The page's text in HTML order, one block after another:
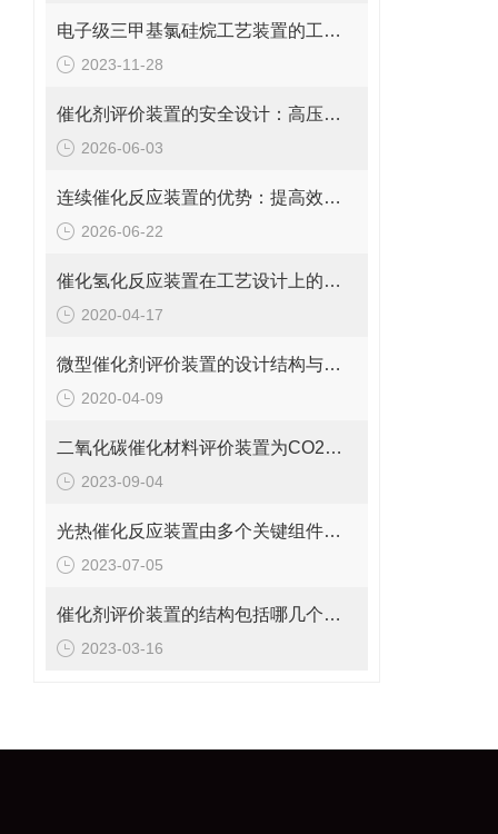
电子级三甲基氯硅烷工艺装置的工作原理与流程
2023-11-28
催化剂评价装置的安全设计：高压、高温、有毒有害产物的防护
2026-06-03
连续催化反应装置的优势：提高效率、安全性与过程控制精度
2026-06-22
催化氢化反应装置在工艺设计上的注意点
2020-04-17
微型催化剂评价装置的设计结构与特点原来是这样的
2020-04-09
二氧化碳催化材料评价装置为CO2的利用和转化提供了可靠的实验平台
2023-09-04
光热催化反应装置由多个关键组件构成，分别是？
2023-07-05
催化剂评价装置的结构包括哪几个部分？
2023-03-16